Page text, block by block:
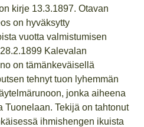
kirje 13.3.1897. Otavan
on hyväksytty
vuotta valmistumisen
Kalevalan
on tämänkeväisellä
tehnyt tuon lyhemmän
jonka aiheena
Tuonelaan. Tekijä on tahtonut
ihmishengen ikuista